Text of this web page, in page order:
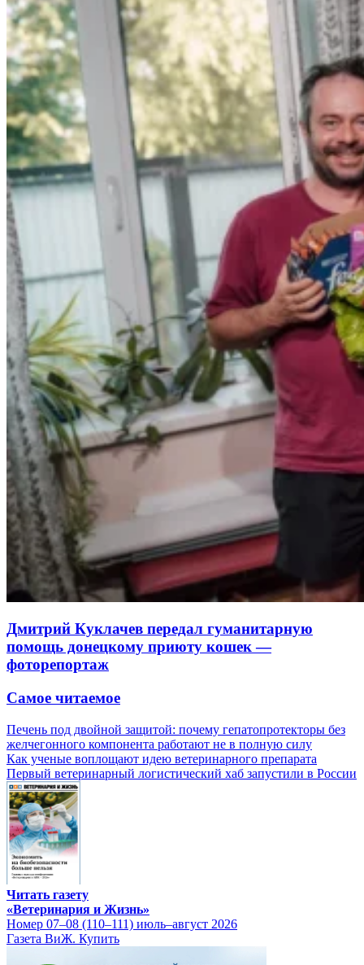
Дмитрий Куклачев передал гуманитарную
помощь донецкому приюту кошек —
фоторепортаж
Самое читаемое
Печень под двойной защитой: почему гепатопротекторы без
желчегонного компонента работают не в полную силу
Как ученые воплощают идею ветеринарного препарата
Первый ветеринарный логистический хаб запустили в России
Читать газету
«Ветеринария и Жизнь»
Номер 07–08 (110–111) июль–август 2026
Газета ВиЖ. Купить